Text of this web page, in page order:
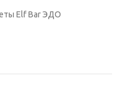
Elf Bar ЭДО